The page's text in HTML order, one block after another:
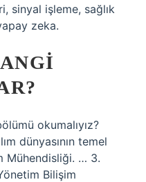
sinyal işleme, sağlık
zeka.
okumalıyız?
dünyasının temel
Mühendisliği. … 3.
Bilişim